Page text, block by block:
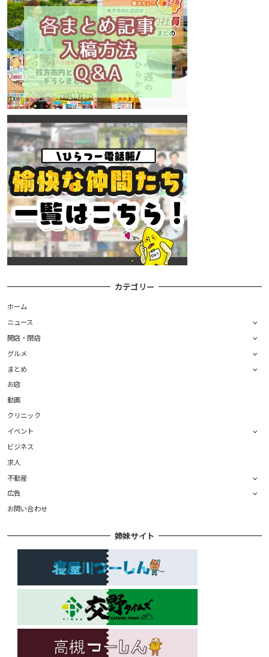
カテゴリー
ホーム
ニュース
開店・閉店
グルメ
まとめ
お店
動画
クリニック
イベント
ビジネス
求人
不動産
広告
お問い合わせ
姉妹サイト